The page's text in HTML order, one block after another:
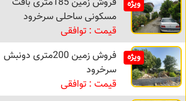
ویژه
مسکونی ساحلی سرخرود
قیمت : توافقی
ویژه
فروش زمین 200متری دونبش
سرخرود
قیمت : توافقی